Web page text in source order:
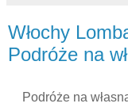
Włochy
Podróże na
Podróże na